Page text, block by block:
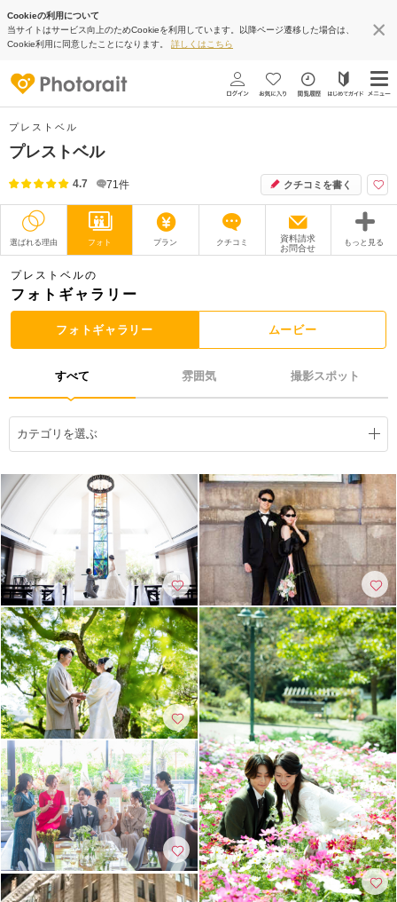
Cookieの利用について
当サイトはサービス向上のためCookieを利用しています。以降ページ遷移した場合は、
Cookie利用に同意したことになります。 詳しくはこちら
プレストベル
プレストベル
4.7 71 件 クチコミを書く
選ばれる理由 フォト プラン クチコミ
資料請求
お問合せ
もっと見る
撮影レポート
衣装 ムービー
ブログ
アクセス/TEL スタジオトップ
こだわりポイント
豊富なドレス スタジオでの撮影
チャペルでの撮影 衣装追加無料
3万円以下のプラン 家族・友人と撮影
夜景での撮影
フォト＋会食
庭園での撮影 両親の衣装
豊富な色打掛・着物
動画の作成
プレストベルの
フォトギャラリー
フォトギャラリー ムービー
すべて 雰囲気 撮影スポット
カテゴリを選ぶ